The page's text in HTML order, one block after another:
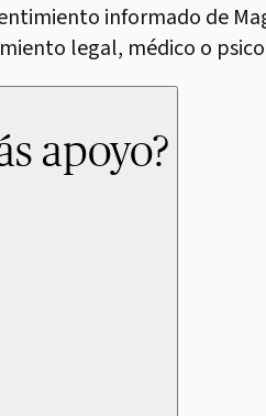
informado de
legal, médico o
apoyo?